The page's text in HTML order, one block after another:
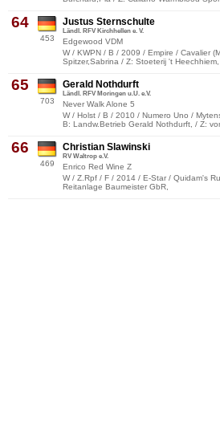
64
453
Justus Sternschulte
Ländl. RFV Kirchhellen e. V.
Edgewood VDM
W / KWPN / B / 2009 / Empire / Cavalier
Spitzer,Sabrina / Z: Stoeterij 't Heechhiem,
65
703
Gerald Nothdurft
Ländl. RFV Moringen u.U. e.V.
Never Walk Alone 5
W / Holst / B / 2010 / Numero Uno /
B: Landw.Betrieb Gerald Nothdurft, / Z:
66
469
Christian Slawinski
RV Waltrop e.V.
Enrico Red Wine Z
W / Z.Rpf / F / 2014 / E-Star / Quidam's
Reitanlage Baumeister GbR,